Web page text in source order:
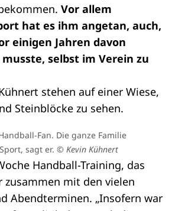
Vor allem
hat es ihm angetan, auch,
einigen Jahren davon
selbst im Verein zu
Fan. Die ganze Familie
sagt er. © Kevin Kühnert
Handball-Training, das
mit den vielen
Abendterminen. „Insofern war